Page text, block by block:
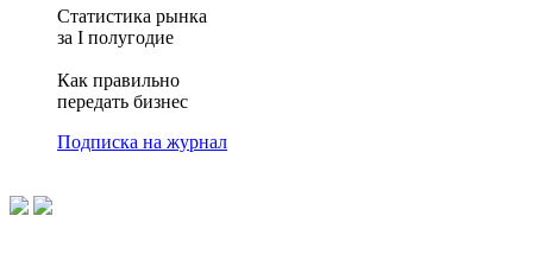
Статистика рынка
за I полугодие
Как правильно
передать бизнес
Подписка на журнал